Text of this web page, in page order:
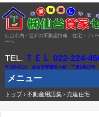
仙台市内・近郊の不動産情報 住宅・アパ
ーへ
TEL. ＴＥＬ 022-224-
〒980-0014 仙台市青葉区本町一丁目6番23号
メニュー
コ
ン
トップ › 不動産用語集 › 売建住宅